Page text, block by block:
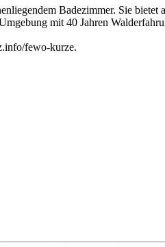
Badezimmer. Sie
mit 40 Jahren
fewo-kurze.